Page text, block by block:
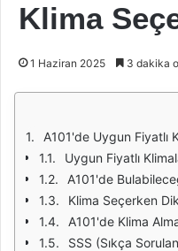
Klima
1 Haziran 2025 3 dakika
A101'de Uygun Fiyatlı
Uygun Fiyatlı
A101'de
Klima Seçerken
A101'de Klima
SSS (Sıkça